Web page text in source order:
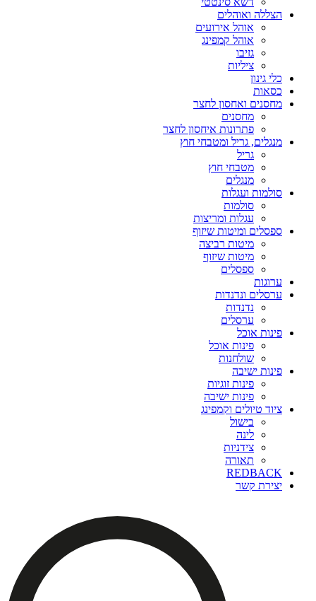
הצללה ואוהלים
אוהל אירועים
אוהל קמפינג
גזיבו
ציליות
כלי גינון
כסאות
מחסנים ואחסון לחצר
מחסנים
פתרונות איחסון לחצר
מנגלים, גריל ומטבחי חוץ
גריל
מטבחי חוץ
מנגלים
סולמות ועגלות
סולמות
עגלות ומריצות
ספסלים ומיטות שיזוף
מיטות רביצה
מיטות שיזוף
ספסלים
ערוגות
ערסלים ונדנדות
נדנדות
ערסלים
פינות אוכל
פינות אוכל
שולחנות
פינות ישיבה
פינות זוגיות
פינות ישיבה
ציוד טיולים וקמפינג
בישול
לינה
צידניות
תאורה
REDBACK
יצירת קשר